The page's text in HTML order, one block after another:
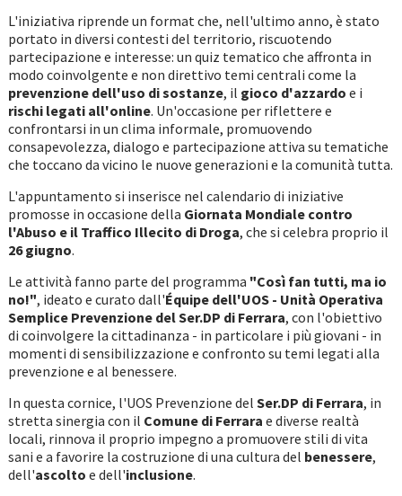
L'iniziativa riprende un format che, nell'ultimo anno, è stato
portato in diversi contesti del territorio, riscuotendo
partecipazione e interesse: un quiz tematico che affronta in
modo coinvolgente e non direttivo temi centrali come la
prevenzione dell'uso di sostanze, il gioco d'azzardo e i
rischi legati all'online. Un'occasione per riflettere e
confrontarsi in un clima informale, promuovendo
consapevolezza, dialogo e partecipazione attiva su tematiche
che toccano da vicino le nuove generazioni e la comunità tutta.
L'appuntamento si inserisce nel calendario di iniziative
promosse in occasione della Giornata Mondiale contro
l'Abuso e il Traffico Illecito di Droga, che si celebra proprio il
26 giugno.
Le attività fanno parte del programma "Così fan tutti, ma io
no!", ideato e curato dall'Équipe dell'UOS - Unità Operativa
Semplice Prevenzione del Ser.DP di Ferrara, con l'obiettivo
di coinvolgere la cittadinanza - in particolare i più giovani - in
momenti di sensibilizzazione e confronto su temi legati alla
prevenzione e al benessere.
In questa cornice, l'UOS Prevenzione del Ser.DP di Ferrara, in
stretta sinergia con il Comune di Ferrara e diverse realtà
locali, rinnova il proprio impegno a promuovere stili di vita
sani e a favorire la costruzione di una cultura del benessere,
dell'ascolto e dell'inclusione.